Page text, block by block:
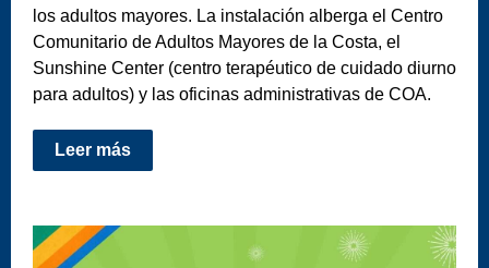
los adultos mayores. La instalación alberga el Centro
Comunitario de Adultos Mayores de la Costa, el
Sunshine Center (centro terapéutico de cuidado diurno
para adultos) y las oficinas administrativas de COA.
Leer más